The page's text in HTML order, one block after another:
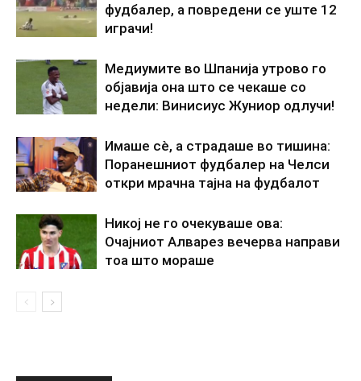
фудбалер, а повредени се уште 12
играчи!
Медиумите во Шпанија утрово го
објавија она што се чекаше со
недели: Винисиус Жуниор одлучи!
Имаше сè, а страдаше во тишина:
Поранешниот фудбалер на Челси
откри мрачна тајна на фудбалот
Никој не го очекуваше ова:
Очајниот Алварез вечерва направи
тоа што мораше